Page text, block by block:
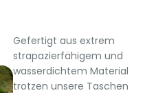
Gefertigt aus extrem
strapazierfähigem und
wasserdichtem Material
trotzen unsere Taschen